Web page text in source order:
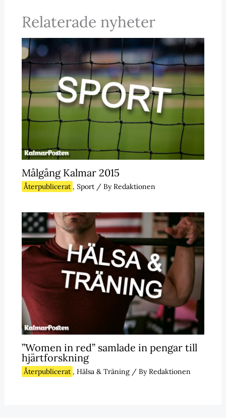
Relaterade nyheter
Målgång Kalmar 2015
Återpublicerat , Sport/ ByRedaktionen
”Women in red” samlade in pengar till
hjärtforskning
Återpublicerat , Hälsa & Träning/ ByRedaktionen